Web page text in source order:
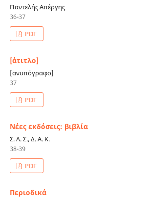
Παντελής Απέργης
36-37
PDF
[άτιτλο]
[ανυπόγραφο]
37
PDF
Νέες εκδόσεις: βιβλία
Σ. Λ. Σ., Δ. Α. Κ.
38-39
PDF
Περιοδικά